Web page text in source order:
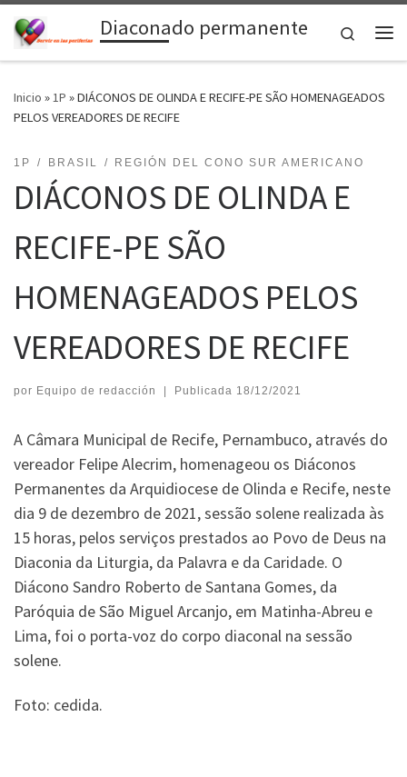
Saltar al contenidoDiaconado permanente
Search
Inicio »1P »DIÁCONOS DE OLINDA E RECIFE-PE SÃO HOMENAGEADOS
PELOS VEREADORES DE RECIFE
1P BRASIL REGIÓN DEL CONO SUR AMERICANO
DIÁCONOS DE OLINDA E
RECIFE-PE SÃO
HOMENAGEADOS PELOS
VEREADORES DE RECIFE
por Equipo de redacción | Publicada 18/12/2021
A Câmara Municipal de Recife, Pernambuco, através do
vereador Felipe Alecrim, homenageou os Diáconos
Permanentes da Arquidiocese de Olinda e Recife, neste
dia 9 de dezembro de 2021, sessão solene realizada às
15 horas, pelos serviços prestados ao Povo de Deus na
Diaconia da Liturgia, da Palavra e da Caridade. O
Diácono Sandro Roberto de Santana Gomes, da
Paróquia de São Miguel Arcanjo, em Matinha-Abreu e
Lima, foi o porta-voz do corpo diaconal na sessão
solene.
Foto: cedida.